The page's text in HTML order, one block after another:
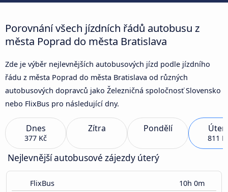
Porovnání všech jízdních řádů autobusu z
města Poprad do města Bratislava
Zde je výběr nejlevnějších autobusových jízd podle jízdního
řádu z města Poprad do města Bratislava od různých
autobusových dopravců jako Železničná spoločnosť Slovensko
nebo FlixBus pro následující dny.
Dnes
377 Kč
Zítra Pondělí
811
Nejlevnější autobusové zájezdy úterý
FlixBus 10h 0m